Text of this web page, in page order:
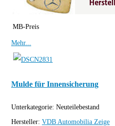
MB-Preis
Mehr...
Mulde für Innensicherung
Unterkategorie: Neuteilebestand
Hersteller: VDB Automobilia Zeige